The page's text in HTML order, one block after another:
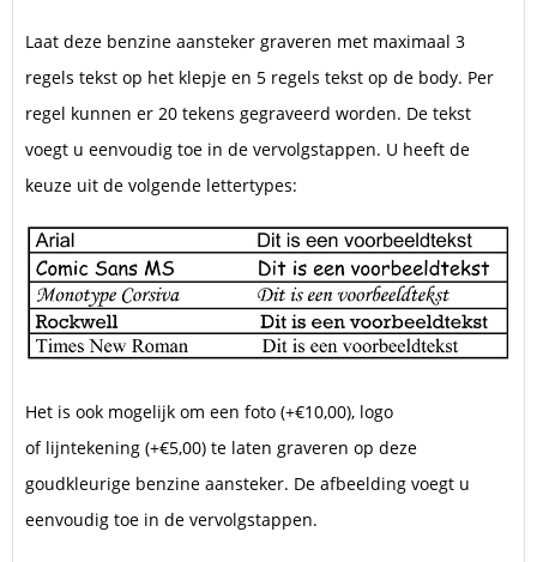
Laat deze benzine aansteker graveren met maximaal 3
regels tekst op het klepje en 5 regels tekst op de body. Per
regel kunnen er 20 tekens gegraveerd worden. De tekst
voegt u eenvoudig toe in de vervolgstappen. U heeft de
keuze uit de volgende lettertypes:
Het is ook mogelijk om een foto (+€10,00), logo
of lijntekening (+€5,00) te laten graveren op deze
goudkleurige benzine aansteker. De afbeelding voegt u
eenvoudig toe in de vervolgstappen.